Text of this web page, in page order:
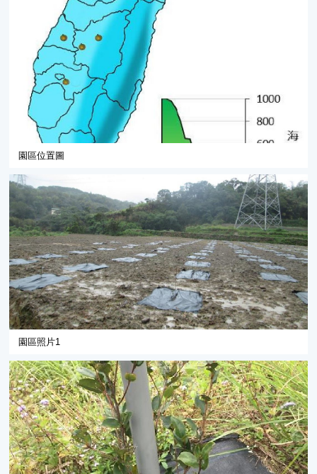
園區位置圖
園區照片1